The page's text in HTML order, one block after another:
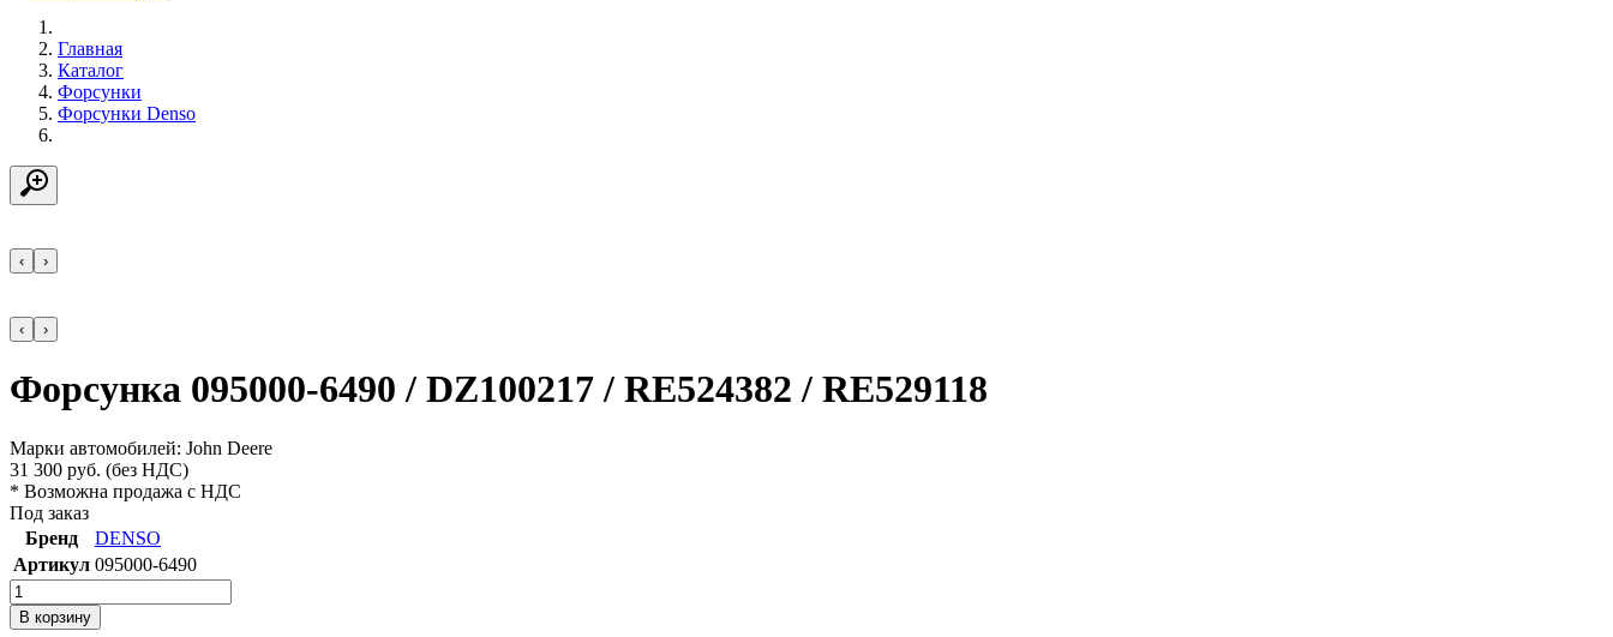
Главная
Каталог
Форсунки
Форсунки Denso
‹ ›
‹ ›
Форсунка 095000-6490 / DZ100217 / RE524382 / RE529118
Марки автомобилей: John Deere
31 300 руб. (без НДС)
* Возможна продажа с НДС
Под заказ
Бренд
DENSO
Артикул 095000-6490
В корзину